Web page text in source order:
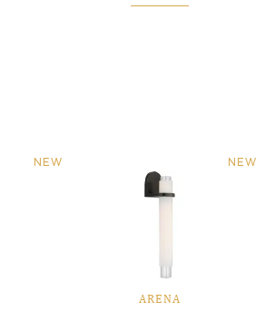
NEW NEW
ARENA